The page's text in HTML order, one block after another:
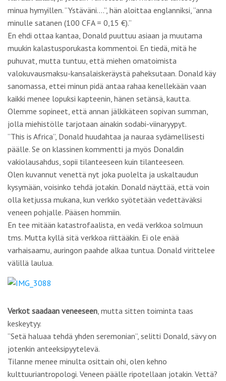
minua hymyillen. ”Ystäväni….”, hän aloittaa englanniksi, ”anna
minulle satanen (100 CFA = 0,15 €).”
En ehdi ottaa kantaa, Donald puuttuu asiaan ja muutama
muukin kalastusporukasta kommentoi. En tiedä, mitä he
puhuvat, mutta tuntuu, että miehen omatoimista
valokuvausmaksu-kansalaiskeräystä paheksutaan. Donald käy
sanomassa, ettei minun pidä antaa rahaa kenellekään vaan
kaikki menee lopuksi kapteenin, hänen setänsä, kautta.
Olemme sopineet, että annan jälkikäteen sopivan summan,
jolla miehistölle tarjotaan ainakin sodabi-viinaryypyt.
”This is Africa”, Donald huudahtaa ja nauraa sydämellisesti
päälle. Se on klassinen kommentti ja myös Donaldin
vakiolausahdus, sopii tilanteeseen kuin tilanteeseen.
Olen kuvannut venettä nyt joka puolelta ja uskaltaudun
kysymään, voisinko tehdä jotakin. Donald näyttää, että voin
olla ketjussa mukana, kun verkko syötetään vedettäväksi
veneen pohjalle. Pääsen hommiin.
En tee mitään katastrofaalista, en vedä verkkoa solmuun
tms. Mutta kyllä sitä verkkoa riittääkin. Ei ole enää
varhaisaamu, auringon paahde alkaa tuntua. Donald virittelee
välillä laulua.
Verkot saadaan veneeseen, mutta sitten toiminta taas
keskeytyy.
”Setä haluaa tehdä yhden seremonian”, selitti Donald, sävy on
jotenkin anteeksipyytelevä.
Tilanne menee minulta osittain ohi, olen kehno
kulttuuriantropologi. Veneen päälle ripotellaan jotakin. Vettä?